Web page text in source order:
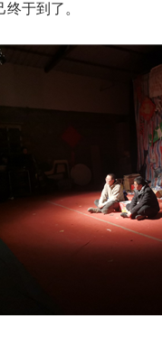
于到了。